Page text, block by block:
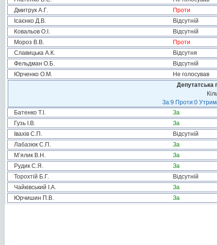
Дмитрук А.Г.
Проти
Ісаєнко Д.В.
Відсутній
Ковальов О.І.
Відсутній
Мороз В.В.
Проти
Славицька А.К.
Відсутня
Фельдман О.Б.
Відсутній
Юрченко О.М.
Не голосував
Депутатська
За:9 Проти:0
Батенко Т.І.
За
Гузь І.В.
За
Івахів С.П.
Відсутній
Лабазюк С.П.
За
М’ялик В.Н.
За
Рудик С.Я.
За
Торохтій Б.Г.
Відсутній
Чайківський І.А.
За
Юрчишин П.В.
За